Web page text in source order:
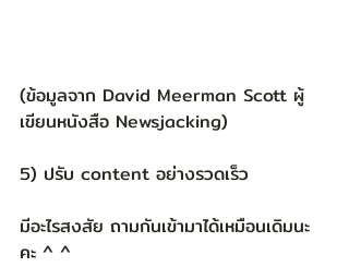
(ข้อมูลจาก David Meerman Scott ผู้
เขียนหนังสือ Newsjacking)
5) ปรับ content อย่างรวดเร็ว
มีอะไรสงสัย ถามกันเข้ามาได้เหมือนเดิมนะ
คะ ^ ^